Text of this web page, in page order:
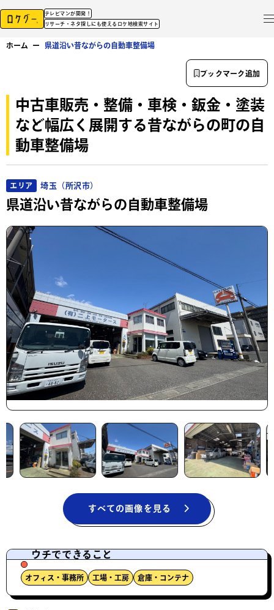
テレビマンが開発！
リサーチ・ネタ探しにも使えるロケ地検索サイト
ホーム ー 県道沿い昔ながらの自動車整備場
中古車販売・整備・車検・鈑金・塗装
など幅広く展開する昔ながらの町の自
動車整備場
エリア 埼玉（所沢市）
県道沿い昔ながらの自動車整備場
すべての画像を見る
ウチでできること
オフィス・事務所 工場・工房 倉庫・コンテナ
ブックマーク追加